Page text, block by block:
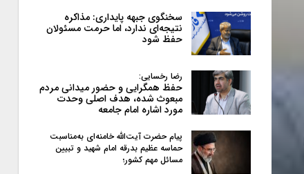
سخنگوی جبهه پایداری: مذاکره
نتیجه‌ای ندارد، اما حرمت مسئولان
حفظ شود
رضا رخسایی:
حفظ همگرایی و حضور میدانی مردم
مبعوث شده، هدف اصلی وحدت
مورد اشاره امام جامعه
پیام حضرت آیت‌الله خامنه‌ای به‌مناسبت
حماسه عظیم بدرقه امام شهید و تبیین
مسائل مهم کشور؛